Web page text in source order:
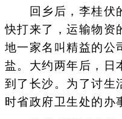
回乡后，李桂伏
快打来了，运输物资
地一家名叫精益的公
盐。大约两年后，日
到了长沙。为了讨生
时省政府卫生处的办